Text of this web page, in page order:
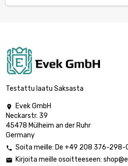
Testattu laatu Saksasta

Evek GmbH
Neckarstr. 39
45478 Mülheim an der Ruhr
Germany
 Soita meille: De +49 208 376-298-
 Kirjoita meille osoitteeseen: